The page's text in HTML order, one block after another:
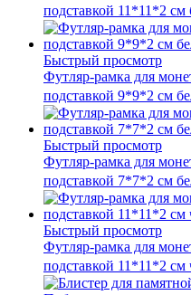
подставкой 11*11*2 см
Быстрый просмотр
Футляр-рамка для
подставкой 9*9*2 см
Быстрый просмотр
Футляр-рамка для
подставкой 7*7*2 см
Быстрый просмотр
Футляр-рамка для
подставкой 11*11*2 см